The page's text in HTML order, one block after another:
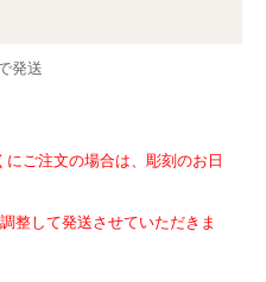
発送
ご注文の場合は、彫刻のお日
整して発送させていただきま